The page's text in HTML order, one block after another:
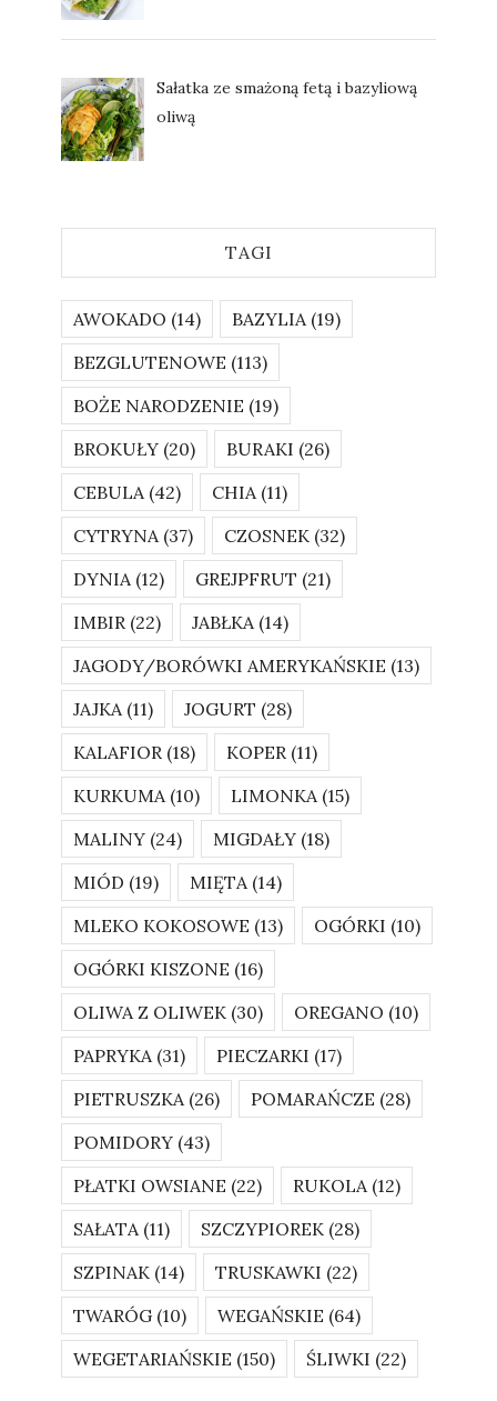
Sałatka ze smażoną fetą i bazyliową
oliwą
TAGI
AWOKADO (14) BAZYLIA(19)
BEZGLUTENOWE (113)
BOŻE NARODZENIE (19)
BROKUŁY (20) BURAKI (26)
CEBULA(42) CHIA(11)
CYTRYNA(37) CZOSNEK (32)
DYNIA(12) GREJPFRUT (21)
IMBIR (22) JABŁKA(14)
JAGODY/BORÓWKI AMERYKAŃSKIE (13)
JAJKA(11) JOGURT (28)
KALAFIOR (18) KOPER (11)
KURKUMA(10) LIMONKA(15)
MALINY (24) MIGDAŁY (18)
MIÓD (19) MIĘTA(14)
MLEKO KOKOSOWE (13) OGÓRKI (10)
OGÓRKI KISZONE (16)
OLIWA Z OLIWEK (30) OREGANO (10)
PAPRYKA(31) PIECZARKI (17)
PIETRUSZKA(26) POMARAŃCZE (28)
POMIDORY (43)
PŁATKI OWSIANE (22) RUKOLA(12)
SAŁATA(11) SZCZYPIOREK (28)
SZPINAK (14) TRUSKAWKI (22)
TWARÓG (10) WEGAŃSKIE (64)
WEGETARIAŃSKIE (150) ŚLIWKI (22)